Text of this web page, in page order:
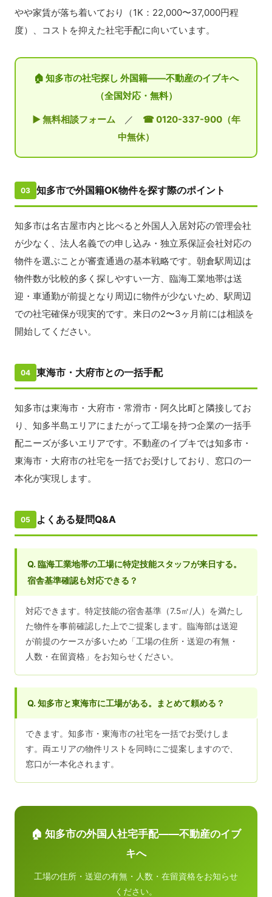
やや家賃が落ち着いており（1K：22,000〜37,000円程
度）、コストを抑えた社宅手配に向いています。
🏠 知多市の社宅探し 外国籍——不動産のイブキへ
（全国対応・無料）
▶ 無料相談フォーム ／ ☎ 0120-337-900（年
中無休）
03 知多市で外国籍OK物件を探す際のポイント
知多市は名古屋市内と比べると外国人入居対応の管理会社
が少なく、法人名義での申し込み・独立系保証会社対応の
物件を選ぶことが審査通過の基本戦略です。朝倉駅周辺は
物件数が比較的多く探しやすい一方、臨海工業地帯は送
迎・車通勤が前提となり周辺に物件が少ないため、駅周辺
での社宅確保が現実的です。来日の2〜3ヶ月前には相談を
開始してください。
04 東海市・大府市との一括手配
知多市は東海市・大府市・常滑市・阿久比町と隣接してお
り、知多半島エリアにまたがって工場を持つ企業の一括手
配ニーズが多いエリアです。不動産のイブキでは知多市・
東海市・大府市の社宅を一括でお受けしており、窓口の一
本化が実現します。
05 よくある疑問Q&A
Q. 臨海工業地帯の工場に特定技能スタッフが来日する。
宿舎基準確認も対応できる？
対応できます。特定技能の宿舎基準（7.5㎡/人）を満たし
た物件を事前確認した上でご提案します。臨海部は送迎
が前提のケースが多いため「工場の住所・送迎の有無・
人数・在留資格」をお知らせください。
Q. 知多市と東海市に工場がある。まとめて頼める？
できます。知多市・東海市の社宅を一括でお受けしま
す。両エリアの物件リストを同時にご提案しますので、
窓口が一本化されます。
🏠 知多市の外国人社宅手配——不動産のイブ
キへ
工場の住所・送迎の有無・人数・在留資格をお知らせ
ください。